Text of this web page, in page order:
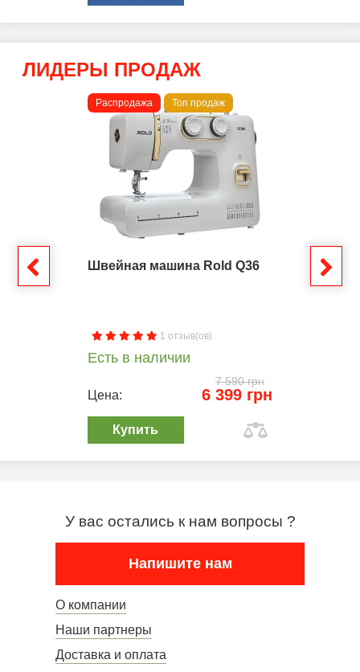
ЛИДЕРЫ ПРОДАЖ
Распродажа Топ продаж
Швейная машина Rold Q36
1 отзыв(ов)
Есть в наличии
7 590 грн
Цена: 6 399 грн
Купить
У вас остались к нам вопросы ?
Напишите нам
О компании
Наши партнеры
Доставка и оплата